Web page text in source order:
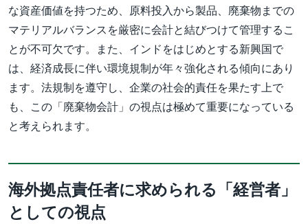
な資産価値を持つため、原料投入から製品、廃棄物までの
マテリアルバランスを厳密に会計と結びつけて管理するこ
とが不可欠です。また、インドをはじめとする新興国で
は、経済成長に伴い環境規制が年々強化される傾向にあり
ます。法規制を遵守し、企業の社会的責任を果たす上で
も、この「廃棄物会計」の視点は極めて重要になっている
と考えられます。
海外拠点責任者に求められる「経営者」
としての視点